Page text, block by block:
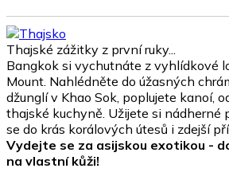
Thajské zážitky z první ruky...
Bangkok si vychutnáte z vyhlídkové
Mount. Nahlédněte do úžasných
džunglí v Khao Sok, poplujete kanoí,
thajské kuchyně. Užijete si nádherné
se do krás korálových útesů i zdejší
Vydejte se za asijskou exotikou -
na vlastní kůži!